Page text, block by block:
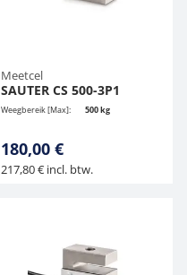
Meetcel
SAUTER CS 500-3P1
Weegbereik [Max]: 500 kg
180,00 €
217,80 € incl. btw.